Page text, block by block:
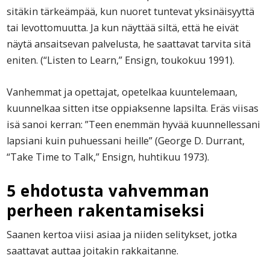
sitäkin tärkeämpää, kun nuoret tuntevat yksinäisyyttä
tai levottomuutta. Ja kun näyttää siltä, että he eivät
näytä ansaitsevan palvelusta, he saattavat tarvita sitä
eniten. (“Listen to Learn,” Ensign, toukokuu 1991).
Vanhemmat ja opettajat, opetelkaa kuuntelemaan,
kuunnelkaa sitten itse oppiaksenne lapsilta. Eräs viisas
isä sanoi kerran: ”Teen enemmän hyvää kuunnellessani
lapsiani kuin puhuessani heille” (George D. Durrant,
“Take Time to Talk,” Ensign, huhtikuu 1973).
5 ehdotusta vahvemman
perheen rakentamiseksi
Saanen kertoa viisi asiaa ja niiden selitykset, jotka
saattavat auttaa joitakin rakkaitanne.